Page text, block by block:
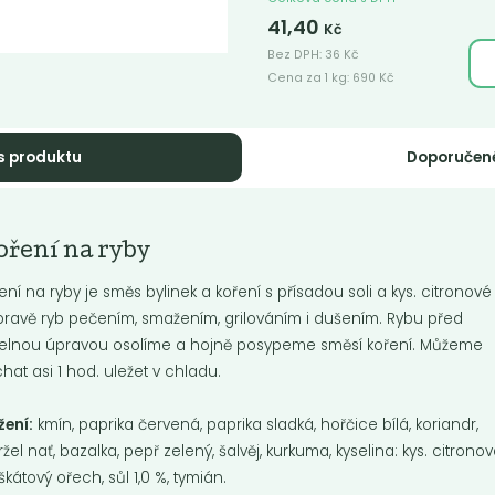
koření především do čínské
V české kuchyni se používá
Do košíku:(1 599 Kč )
41,40 Kč
Bez DPH: 36 Kč
Cena za 1 kg: 690 Kč
produktu
na ryby
na ryby je směs bylinek a koření s přísadou soli a kys. citronové
ryb pečením, smažením, grilováním i dušením. Rybu před
úpravou osolíme a hojně posypeme směsí koření. Můžeme
asi 1 hod. uležet v chladu.
kmín, paprika červená, paprika sladká, hořčice bílá, koriandr,
nať, bazalka, pepř zelený, šalvěj, kurkuma, kyselina: kys.
ořech, sůl 1,0 %, tymián.